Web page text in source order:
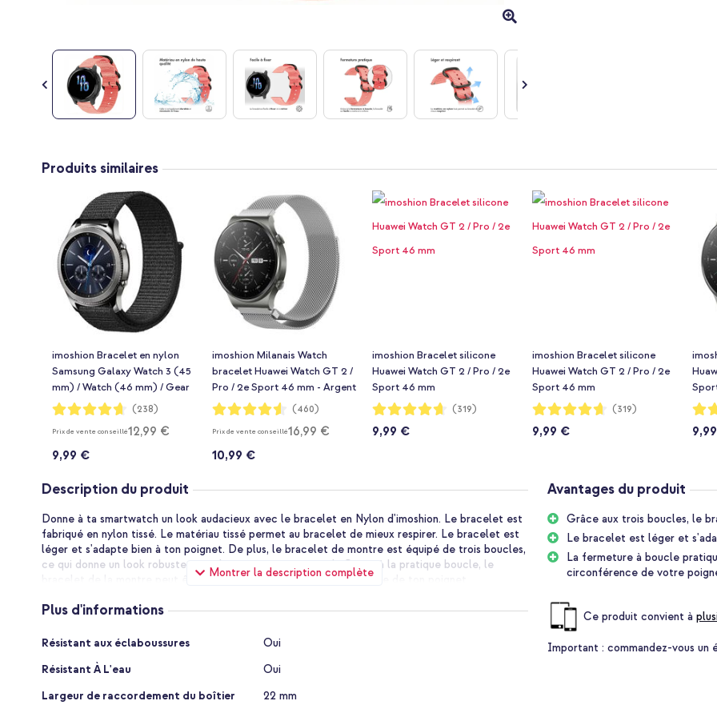
au
début
Galerie
d’images
Produits similaires
imoshion Bracelet en nylon
Samsung Galaxy Watch 3 (45
mm) / Watch (46 mm) / Gear
S3 Frontier / Gear S3 Classic
(22 mm) - Noir
Notation:
93%
(238)
Prix de vente conseillé12,99 €
9,99 €
imoshion Milanais Watch
bracelet Huawei Watch GT 2 /
Pro / 2e Sport 46 mm - Argent
Notation:
91%
(460)
Prix de vente conseillé16,99 €
10,99 €
imoshion Bracelet silicone
Huawei Watch GT 2 / Pro / 2e
Sport 46 mm
Notation:
93%
(319)
9,99 €
imoshion Bracelet silicone
Huawei Watch GT 2 / Pro / 2e
Sport 46 mm
Notation:
93%
(319)
9,99 €
93%
Description du produit
Montrer la description complète
Donne à ta smartwatch un look audacieux avec le bracelet en Nylon d'imoshion. Le bracelet est
fabriqué en nylon tissé. Le matériau tissé permet au bracelet de mieux respirer. Le bracelet est
léger et s'adapte bien à ton poignet. De plus, le bracelet de montre est équipé de trois boucles,
ce qui donne un look robuste et audacieux à ta smartwatch. Grâce à la pratique boucle, le
bracelet de la montre peut être facilement ajusté à la circonférence de ton poignet.
Matériau en nylon tissé
fabriqué en nylon tissé. Le bracelet est léger et s'adapte bien autour de ton poignet. De plus, le
Le bracelet dispose d'une fermeture pratique et robuste. La fermeture robuste avec trois
Avantages du produit
Grâce aux trois boucles, le
Le bracelet est léger et
La fermeture à boucle
circonférence de votre
Ce produit convient à
Important : commandez-vous un
Plus d'informations
Plus
Résistant aux éclaboussures
Oui
Résistant À L'eau
Oui
Largeur de raccordement du boîtier
22 mm